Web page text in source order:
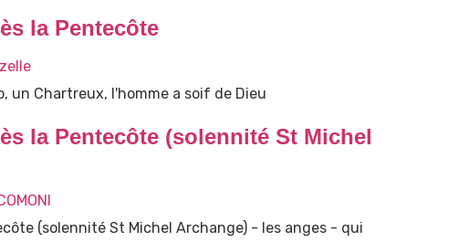
la Pentecôte
un Chartreux, l'homme a soif de Dieu
la Pentecôte (solennité St Michel
(solennité St Michel Archange) - les anges - qui